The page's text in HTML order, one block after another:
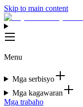
Skip to main content
Menu
Mga serbisyo
Mga kagawaran
Mga trabaho